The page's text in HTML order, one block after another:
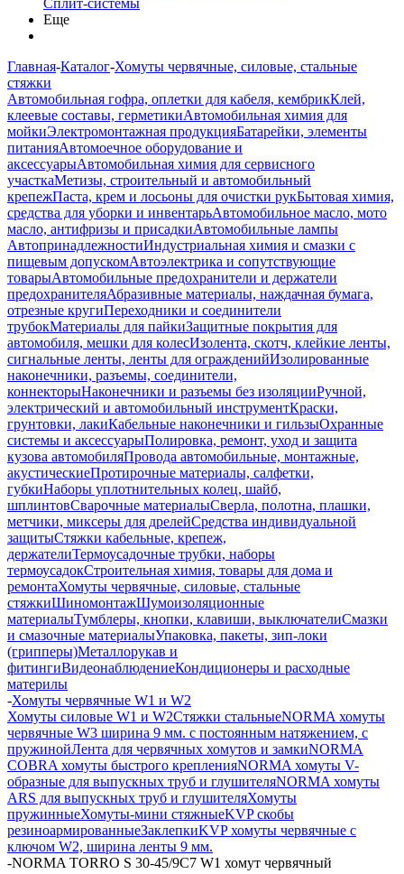
Сплит-системы
Еще
Главная-Каталог-Хомуты червячные, силовые, стальные
стяжки
Автомобильная гофра, оплетки для кабеля, кембрикКлей,
клеевые составы, герметикиАвтомобильная химия для
мойкиЭлектромонтажная продукцияБатарейки, элементы
питанияАвтомоечное оборудование и
аксессуарыАвтомобильная химия для сервисного
участкаМетизы, строительный и автомобильный
крепежПаста, крем и лосьоны для очистки рукБытовая химия,
средства для уборки и инвентарьАвтомобильное масло, мото
масло, антифризы и присадкиАвтомобильные лампы
АвтопринадлежностиИндустриальная химия и смазки с
пищевым допускомАвтоэлектрика и сопутствующие
товарыАвтомобильные предохранители и держатели
предохранителяАбразивные материалы, наждачная бумага,
отрезные кругиПереходники и соединители
трубокМатериалы для пайкиЗащитные покрытия для
автомобиля, мешки для колесИзолента, скотч, клейкие ленты,
сигнальные ленты, ленты для огражденийИзолированные
наконечники, разъемы, соединители,
коннекторыНаконечники и разъемы без изоляцииРучной,
электрический и автомобильный инструментКраски,
грунтовки, лакиКабельные наконечники и гильзыОхранные
системы и аксессуарыПолировка, ремонт, уход и защита
кузова автомобиляПровода автомобильные, монтажные,
акустическиеПротирочные материалы, салфетки,
губкиНаборы уплотнительных колец, шайб,
шплинтовСварочные материалыСверла, полотна, плашки,
метчики, миксеры для дрелейСредства индивидуальной
защитыСтяжки кабельные, крепеж,
держателиТермоусадочные трубки, наборы
термоусадокСтроительная химия, товары для дома и
ремонтаХомуты червячные, силовые, стальные
стяжкиШиномонтажШумоизоляционные
материалыТумблеры, кнопки, клавиши, выключателиСмазки
и смазочные материалыУпаковка, пакеты, зип-локи
(грипперы)Металлорукав и
фитингиВидеонаблюдениеКондиционеры и расходные
материлы
-Хомуты червячные W1 и W2
Хомуты силовые W1 и W2Стяжки стальныеNORMA хомуты
червячные W3 ширина 9 мм. с постоянным натяжением, с
пружинойЛента для червячных хомутов и замкиNORMA
COBRA хомуты быстрого крепленияNORMA хомуты V-
образные для выпускных труб и глушителяNORMA хомуты
ARS для выпускных труб и глушителяХомуты
пружинныеХомуты-мини стяжныеKVP скобы
резиноармированныеЗаклепкиKVP хомуты червячные с
ключом W2, ширина ленты 9 мм.
-NORMA TORRO S 30-45/9C7 W1 хомут червячный